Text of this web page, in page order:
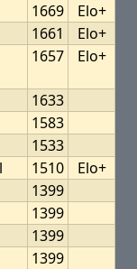
1669
Elo+
1661
Elo+
1657 Elo+
1633
1583
1533
1510
Elo+
1399
1399
1399
1399